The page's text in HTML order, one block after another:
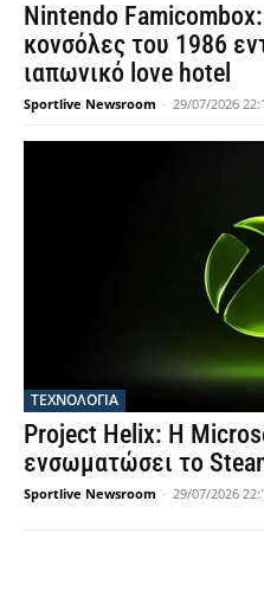
Nintendo
κονσόλες του 1986
ιαπωνικό love hotel
Sportlive Newsroom - 29/07/2026
ΤΕΧΝΟΛΟΓΙΑ
Project Helix: Η
ενσωματώσει το
Sportlive Newsroom - 29/07/2026